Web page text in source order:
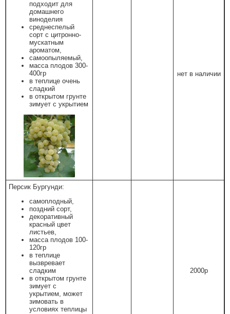
подходит для
домашнего
виноделия
среднеспелый
сорт с цитронно-
мускатным
ароматом,
самоопыляемый,
масса плодов 300-
400гр
в теплице очень
сладкий
в открытом грунте
зимует с укрытием
нет в наличии
Персик Бургунди:
самоплодный,
поздний сорт,
декоративный
красный цвет
листьев,
масса плодов 100-
120гр
в теплице
вызвревает
сладким
в открытом грунте
зимует с
укрытием, может
зимовать в
условиях теплицы
2000р